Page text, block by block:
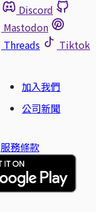
Discord
Mastodon
Threads
Tiktok
加入我們
公司新聞
服務條款